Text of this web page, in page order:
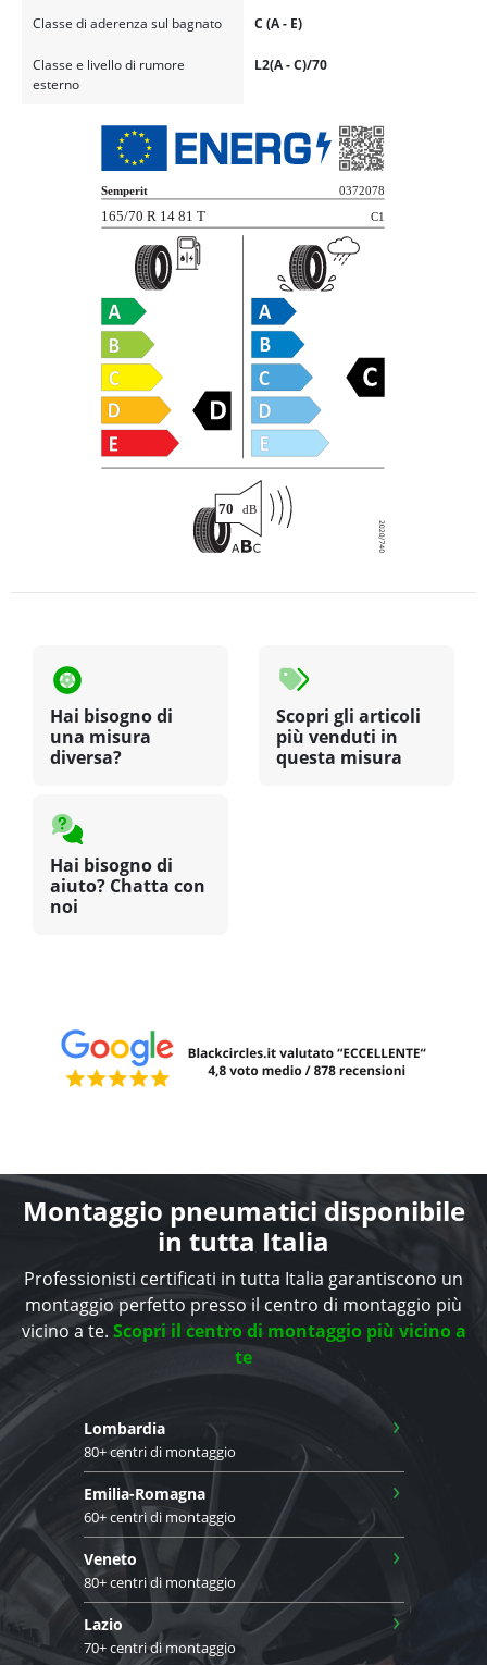
Classe di aderenza sul bagnato C (A - E)
Classe e livello di rumore
esterno
L2(A - C)/70
Hai bisogno di
una misura
diversa?
Scopri gli articoli
più venduti in
questa misura
Hai bisogno di
aiuto? Chatta con
noi
Montaggio pneumatici disponibile
in tutta Italia
Professionisti certificati in tutta Italia garantiscono un
montaggio perfetto presso il centro di montaggio più
vicino a te. Scopri il centro di montaggio più vicino a
te
Lombardia
80+ centri di montaggio
›
Emilia-Romagna
60+ centri di montaggio
›
Veneto
80+ centri di montaggio
›
Lazio
70+ centri di montaggio
›